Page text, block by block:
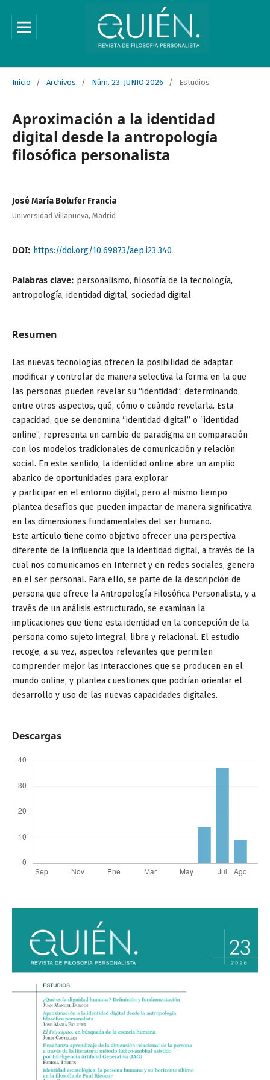
Inicio / Archivos / Núm. 23: JUNIO 2026 / Estudios
Aproximación a la identidad
digital desde la antropología
filosófica personalista
José María Bolufer Francia
Universidad Villanueva, Madrid
DOI: https://doi.org/10.69873/aep.i23.340
Palabras clave: personalismo, filosofía de la tecnología,
antropología, identidad digital, sociedad digital
Resumen
Las nuevas tecnologías ofrecen la posibilidad de adaptar,
modificar y controlar de manera selectiva la forma en la que
las personas pueden revelar su “identidad”, determinando,
entre otros aspectos, qué, cómo o cuándo revelarla. Esta
capacidad, que se denomina “identidad digital” o “identidad
online”, representa un cambio de paradigma en comparación
con los modelos tradicionales de comunicación y relación
social. En este sentido, la identidad online abre un amplio
abanico de oportunidades para explorar
y participar en el entorno digital, pero al mismo tiempo
plantea desafíos que pueden impactar de manera significativa
en las dimensiones fundamentales del ser humano.
Este artículo tiene como objetivo ofrecer una perspectiva
diferente de la influencia que la identidad digital, a través de la
cual nos comunicamos en Internet y en redes sociales, genera
en el ser personal. Para ello, se parte de la descripción de
persona que ofrece la Antropología Filosófica Personalista, y a
través de un análisis estructurado, se examinan la
implicaciones que tiene esta identidad en la concepción de la
persona como sujeto integral, libre y relacional. El estudio
recoge, a su vez, aspectos relevantes que permiten
comprender mejor las interacciones que se producen en el
mundo online, y plantea cuestiones que podrían orientar el
desarrollo y uso de las nuevas capacidades digitales.
Descargas